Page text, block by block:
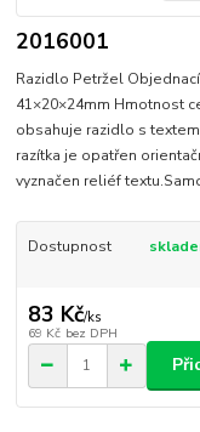
2016001
Razidlo Petržel
41×20×24mm Hmotnost
obsahuje razidlo s
razítka je opatřen
vyznačen reliéf
Dostupnost
83 Kč/ks
69 Kč bez DPH